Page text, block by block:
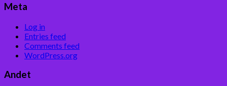
Meta
Log in
Entries feed
Comments feed
WordPress.org
Andet